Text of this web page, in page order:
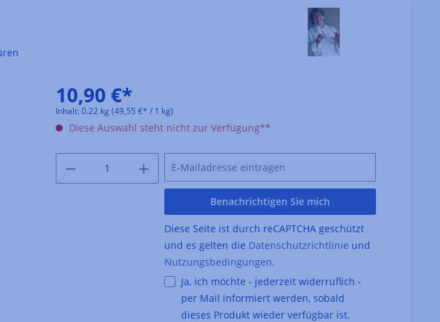
10,90 €*
Inhalt: 0.22 kg (49,55 €* / 1 kg)
Diese Auswahl steht nicht zur Verfügung**
Benachrichtigen Sie mich
Diese Seite ist durch reCAPTCHA geschützt
und es gelten die Datenschutzrichtlinie und
Nutzungsbedingungen.
Ja, ich möchte - jederzeit widerruflich -
per Mail informiert werden, sobald
dieses Produkt wieder verfügbar ist.